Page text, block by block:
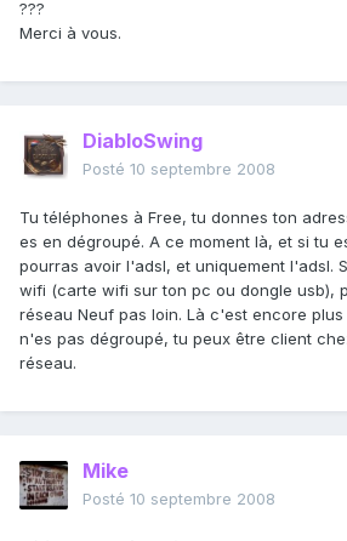
???
Merci à vous.
DiabloSwing
Posté 10 septembre 2008
Tu téléphones à Free, tu donnes ton
es en dégroupé. A ce moment là, et si tu
pourras avoir l'adsl, et uniquement l'adsl.
wifi (carte wifi sur ton pc ou dongle usb),
réseau Neuf pas loin. Là c'est encore plus
n'es pas dégroupé, tu peux être client
réseau.
Mike
Posté 10 septembre 2008